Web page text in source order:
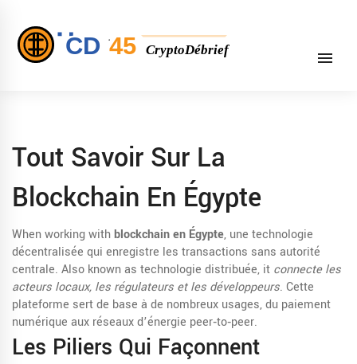
Tout Savoir Sur La
Blockchain En Égypte
When working withblockchain en Égypte, une technologie
décentralisée qui enregistre les transactions sans autorité
centrale. Also known as technologie distribuée, it connecte les
acteurs locaux, les régulateurs et les développeurs. Cette
plateforme sert de base à de nombreux usages, du paiement
numérique aux réseaux d’énergie peer‑to‑peer.
Les Piliers Qui Façonnent